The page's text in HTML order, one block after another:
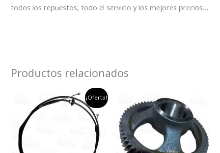
todos los repuestos, todo el servicio y los mejores precios…
Productos relacionados
¡Oferta!
el
precio
original
$100,000.
el
precio
actual
es:
$70,000.